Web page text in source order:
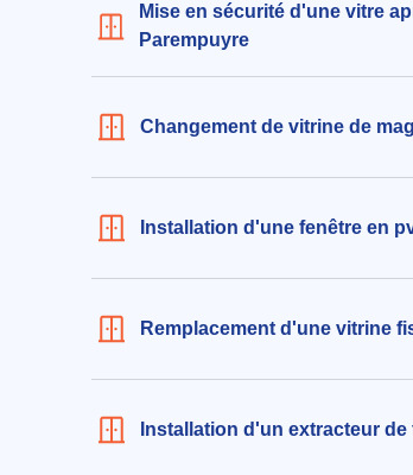
filtre sans tain, dimensions 22 x 26,5cm
311€ TTC
aux alentours de La Tite à Le Pian-Médoc
le 04/08/2026 à 11:32
Mise en sécurité d'une vitre
Parempuyre
Changement de vitrine de
Installation d'une fenêtre en
Remplacement d'une vitrine
Installation d'un extracteur